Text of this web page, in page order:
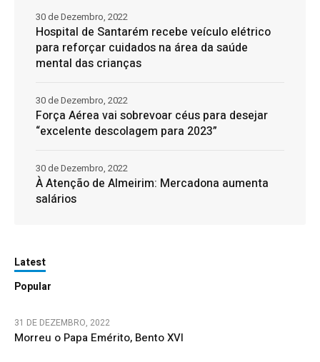
Hospital de Santarém recebe veículo elétrico
para reforçar cuidados na área da saúde
mental das crianças
30 de Dezembro, 2022
Força Aérea vai sobrevoar céus para desejar
“excelente descolagem para 2023”
30 de Dezembro, 2022
À Atenção de Almeirim: Mercadona aumenta
salários
30 de Dezembro, 2022
Latest
Popular
31 DE DEZEMBRO, 2022
Morreu o Papa Emérito, Bento XVI